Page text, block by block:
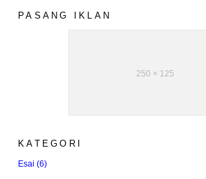
PASANG IKLAN
250 × 125
KATEGORI
Esai 6